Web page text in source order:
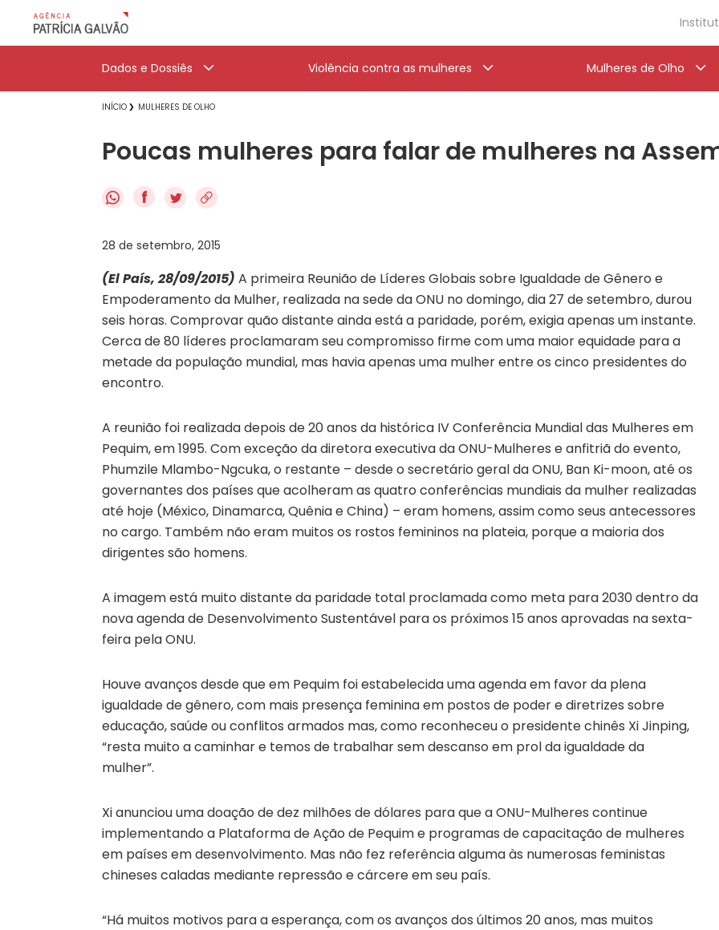
Dados e Dossiês Violência contra as mulheres Mulheres de Olho
INÍCIO MULHERES DE OLHO
Poucas mulheres para falar de mulheres na
f
28 de setembro, 2015
(El País, 28/09/2015) A primeira Reunião de Líderes Globais sobre Igualdade de Gênero e
Empoderamento da Mulher, realizada na sede da ONU no domingo, dia 27 de setembro, durou
seis horas. Comprovar quão distante ainda está a paridade, porém, exigia apenas um instante.
Cerca de 80 líderes proclamaram seu compromisso firme com uma maior equidade para a
metade da população mundial, mas havia apenas uma mulher entre os cinco presidentes do
encontro.
A reunião foi realizada depois de 20 anos da histórica IV Conferência Mundial das Mulheres em
Pequim, em 1995. Com exceção da diretora executiva da ONU-Mulheres e anfitriã do evento,
Phumzile Mlambo-Ngcuka, o restante – desde o secretário geral da ONU, Ban Ki-moon, até os
governantes dos países que acolheram as quatro conferências mundiais da mulher realizadas
até hoje (México, Dinamarca, Quênia e China) – eram homens, assim como seus antecessores
no cargo. Também não eram muitos os rostos femininos na plateia, porque a maioria dos
dirigentes são homens.
A imagem está muito distante da paridade total proclamada como meta para 2030 dentro da
nova agenda de Desenvolvimento Sustentável para os próximos 15 anos aprovadas na sexta-
feira pela ONU.
Houve avanços desde que em Pequim foi estabelecida uma agenda em favor da plena
igualdade de gênero, com mais presença feminina em postos de poder e diretrizes sobre
educação, saúde ou conflitos armados mas, como reconheceu o presidente chinês Xi Jinping,
“resta muito a caminhar e temos de trabalhar sem descanso em prol da igualdade da
mulher”.
Xi anunciou uma doação de dez milhões de dólares para que a ONU-Mulheres continue
implementando a Plataforma de Ação de Pequim e programas de capacitação de mulheres
em países em desenvolvimento. Mas não fez referência alguma às numerosas feministas
chineses caladas mediante repressão e cárcere em seu país.
“Há muitos motivos para a esperança, com os avanços dos últimos 20 anos, mas muitos